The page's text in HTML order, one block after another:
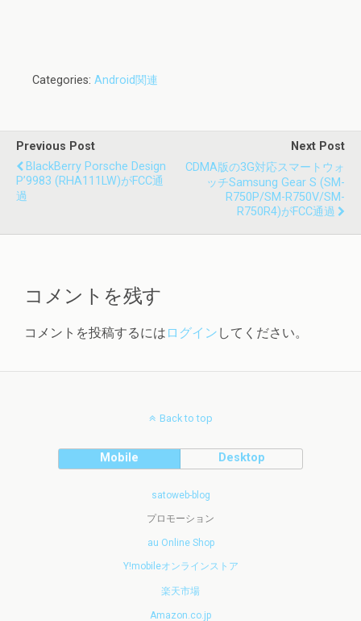
Categories: Android関連
Previous Post
BlackBerry Porsche Design
P’9983 (RHA111LW)がFCC通
過
Next Post
CDMA版の3G対応スマートウォ
ッチSamsung Gear S (SM-
R750P/SM-R750V/SM-
R750R4)がFCC通過
コメントを残す
コメントを投稿するには ログイン してください。
Back to top
Mobile Desktop
satoweb-blog
プロモーション
au Online Shop
Y!mobileオンラインストア
楽天市場
Amazon.co.jp